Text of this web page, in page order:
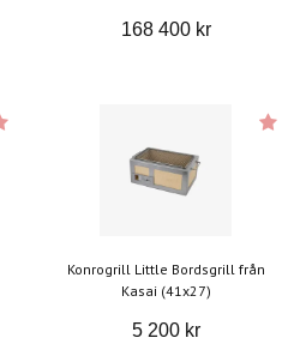
168 400 kr
Konrogrill Little Bordsgrill från
Kasai (41x27)
5 200 kr